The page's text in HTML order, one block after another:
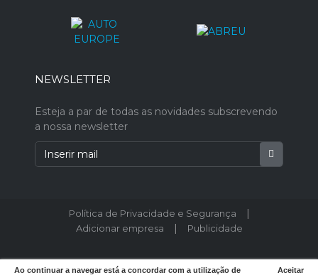
NEWSLETTER
Esteja a par de todas as novidades subscrevendo
a nossa newsletter
Política de Privacidade e Segurança
Adicionar empresa Publicidade
© 2026 Postodeturismo.pt - Todos os direitos reservados.
Ao continuar a navegar está a concordar com a utilização de
Aceitar